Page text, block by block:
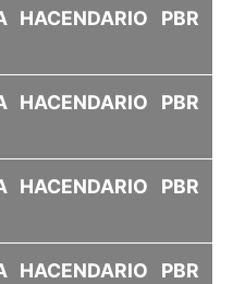
HACENDARIO PBR
HACENDARIO PBR
HACENDARIO PBR
HACENDARIO PBR